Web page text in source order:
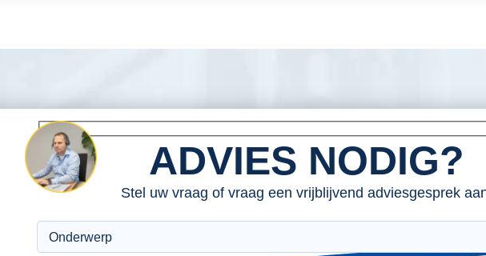
ADVIES NODIG?
Stel uw vraag of vraag een vrijblijvend adviesgesprek